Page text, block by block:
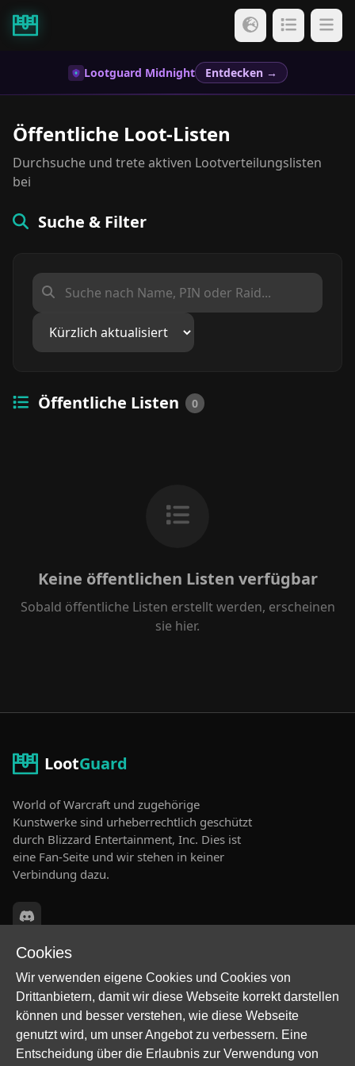
Lootguard Midnight Entdecken →
Öffentliche Loot-Listen
Durchsuche und trete aktiven Lootverteilungslisten
bei
Suche & Filter
Listen durchsuchen
Öffentliche Listen 0
Keine öffentlichen Listen verfügbar
Sobald öffentliche Listen erstellt werden, erscheinen
sie hier.
LootGuard
World of Warcraft und zugehörige
Kunstwerke sind urheberrechtlich geschützt
durch Blizzard Entertainment, Inc. Dies ist
eine Fan-Seite und wir stehen in keiner
Verbindung dazu.
RECHTLICHES
Impressum
Datenschutz
COMMUNITY
Tritt unserem Discord-
Server bei, um dich mit
anderen Spielern zu
vernetzen und auf dem
Cookies
Wir verwenden eigene Cookies und Cookies von
Drittanbietern, damit wir diese Webseite korrekt darstellen
können und besser verstehen, wie diese Webseite
genutzt wird, um unser Angebot zu verbessern. Eine
Entscheidung über die Erlaubnis zur Verwendung von